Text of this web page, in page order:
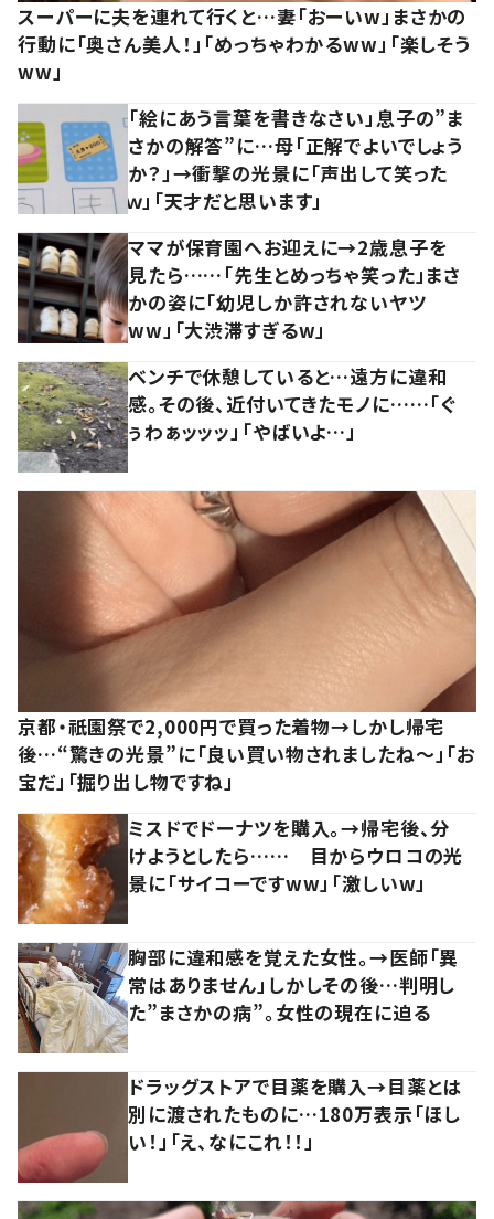
スーパーに夫を連れて行くと…妻「おーいw」まさかの
行動に「奥さん美人！」「めっちゃわかるww」「楽しそう
ww」
「絵にあう言葉を書きなさい」息子の”ま
さかの解答”に…母「正解でよいでしょう
か？」→衝撃の光景に「声出して笑った
ｗ」「天才だと思います」
ママが保育園へお迎えに→2歳息子を
見たら……「先生とめっちゃ笑った」まさ
かの姿に「幼児しか許されないヤツ
ww」「大渋滞すぎるw」
ベンチで休憩していると…遠方に違和
感。その後、近付いてきたモノに……「ぐ
ぅわぁッッッ」「やばいよ…」
京都・祇園祭で2,000円で買った着物→しかし帰宅
後…“驚きの光景”に「良い買い物されましたね～」「お
宝だ」「掘り出し物ですね」
ミスドでドーナツを購入。→帰宅後、分
けようとしたら…… 目からウロコの光
景に「サイコーですww」「激しいw」
胸部に違和感を覚えた女性。→医師「異
常はありません」しかしその後…判明し
た”まさかの病”。女性の現在に迫る
ドラッグストアで目薬を購入→目薬とは
別に渡されたものに…180万表示「ほし
い！」「え、なにこれ！！」